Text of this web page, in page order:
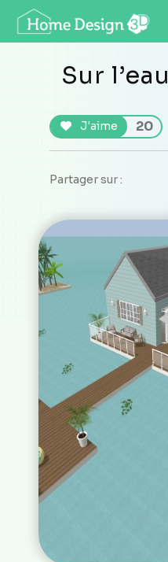
Sur l’eau
J'aime 20
Partager sur :